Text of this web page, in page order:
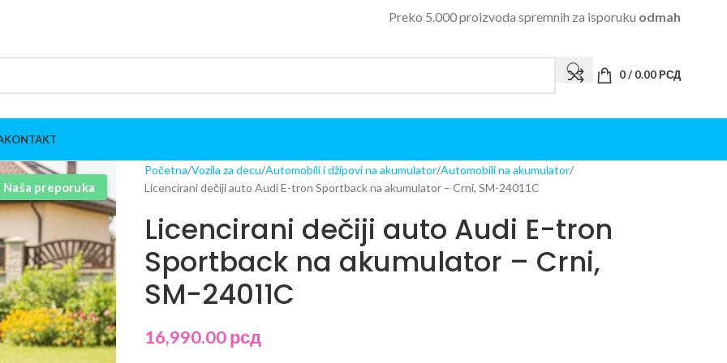
Preko 5.000 proizvoda spremnih za isporuku odmah
0/ 0.00РСД
KONTAKT
Naša preporuka
Početna Vozila za decu Automobili i džipovi na akumulator Automobili na akumulator
Licencirani dečiji auto Audi E-tron Sportback na akumulator – Crni, SM-24011C
Licencirani dečiji auto Audi E-tron
Sportback na akumulator – Crni,
SM-24011C
16,990.00рсд